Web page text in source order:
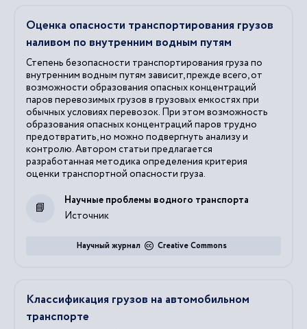
Оценка опасности транспортирования грузов
наливом по внутренним водным путям
Степень безопасности транспортирования груза по
внутренним водным путям зависит, прежде всего, от
возможности образования опасных концентраций
паров перевозимых грузов в грузовых емкостях при
обычных условиях перевозок. При этом возможность
образования опасных концентраций паров трудно
предотвратить, но можно подвергнуть анализу и
контролю. Автором статьи предлагается
разработанная методика определения критерия
оценки транспортной опасности груза.
Источник
Научные проблемы водного транспорта
Creative Commons
Научный журнал
Классификация грузов на автомобильном
транспорте